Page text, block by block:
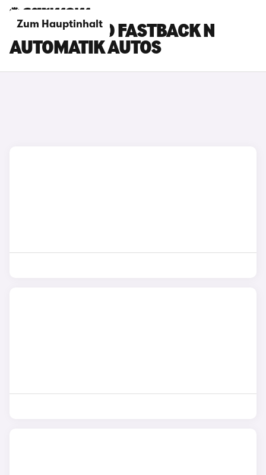
Zum Hauptinhalt
HYUNDAI I30 FASTBACK N
AUTOMATIK AUTOS